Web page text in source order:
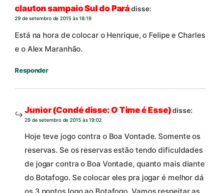
clauton sampaio Sul do Parádisse:
29 de setembro de 2015 às 18:19
Está na hora de colocar o Henrique, o Felipe e Charles
e o Alex Maranhão.
Responder
Junior (Condé disse: O Time é Esse) disse:
29 de setembro de 2015 às 19:02
Hoje teve jogo contra o Boa Vontade. Somente os
reservas. Se os reservas estão tendo dificuldades
de jogar contra o Boa Vontade, quanto mais diante
do Botafogo. Se colocar eles pra jogar é melhor dá